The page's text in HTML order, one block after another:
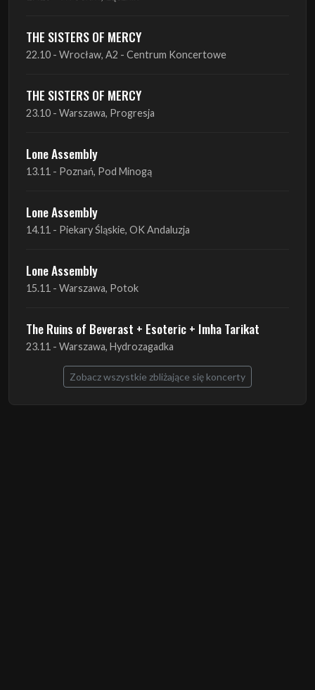
THE SISTERS OF MERCY
22.10 - Wrocław, A2 - Centrum Koncertowe
THE SISTERS OF MERCY
23.10 - Warszawa, Progresja
Lone Assembly
13.11 - Poznań, Pod Minogą
Lone Assembly
14.11 - Piekary Śląskie, OK Andaluzja
Lone Assembly
15.11 - Warszawa, Potok
The Ruins of Beverast + Esoteric + Imha Tarikat
23.11 - Warszawa, Hydrozagadka
Zobacz wszystkie zbliżające się koncerty